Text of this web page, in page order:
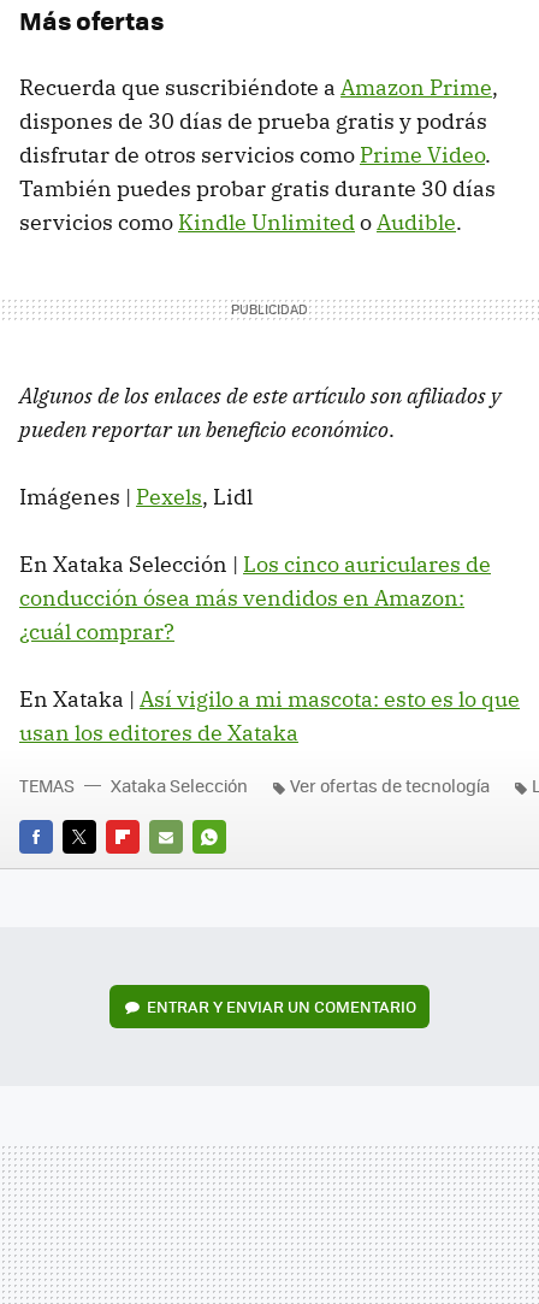
Más ofertas
Recuerda que suscribiéndote a Amazon Prime,
dispones de 30 días de prueba gratis y podrás
disfrutar de otros servicios como Prime Video.
También puedes probar gratis durante 30 días
servicios como Kindle UnlimitedoAudible.
Algunos de los enlaces de este artículo son afiliados y
pueden reportar un beneficio económico.
Imágenes | Pexels, Lidl
En Xataka Selección | Los cinco auriculares de
conducción ósea más vendidos en Amazon:
¿cuál comprar?
En Xataka | Así vigilo a mi mascota: esto es lo que
usan los editores de Xataka
FACEBOOK
TWITTERFLIPBOARD
E-
WHATSAPP
TEMAS Xataka Selección Ver ofertas de tecnología
ENTRAR Y ENVIAR UN COMENTARIO